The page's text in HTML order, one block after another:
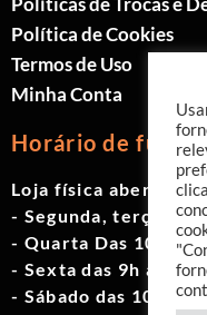
Política de Cookies
Termos de Uso
Minha Conta
Horário de
Loja física aberta de
- Segunda, terça e
- Quarta Das 10h às
- Sexta das 9h às 18h
- Sábado das 10h às